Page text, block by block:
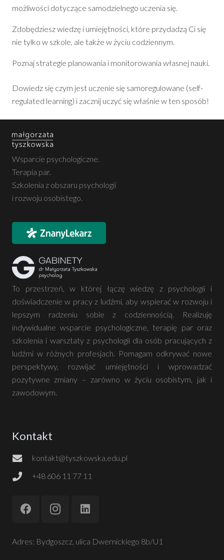
możliwości dotyczące samodzielnego uczenia się.
Zdobędziesz wiedzę i umiejętności, które przydadzą Ci się
nie tylko w szkole, ale także w życiu codziennym.
Poznaj strategie planowania i monitorowania własnej nauki.
Dowiedz się czym jest uczenie się samoregulowane (self-
regulated learning) i zacznij uczyć się właśnie w ten sposób!
Wsparcie psychologiczne.
Terapia par.
Szkolenia z obszaru psychologii
i rozwoju osobistego.
To przestrzeń, w której łączę wiedzę z psychologii i
doświadczenie w pracy z ludźmi, aby wspierać w rozwoju i
lepszym radzeniu sobie z codziennością. Realizuję
indywidualne wsparcie psychologiczne, terapię par oraz
szkolenia i warsztaty z psychologii dla osób pracujących z
ludźmi w różnych profesjach. Pomagam odkrywać nowe
perspektywy, rozwijać umiejętności i wprowadzać
pozytywne zmiany – zarówno w życiu osobistym, jak i
zawodowym.
Kontakt
kontakt@tyszkowska.edu.pl
+48 606 11 77 11
Adres: Bydgoszcz, ulica Dwernickiego 8b/U1